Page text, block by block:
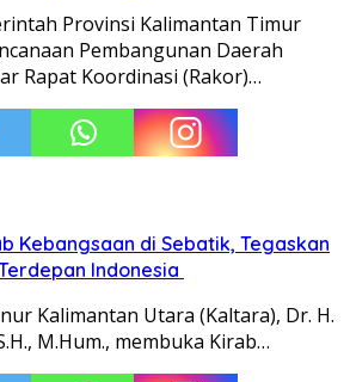
Provinsi Kalimantan Timur
Pembangunan Daerah
Rapat Koordinasi (Rakor)…
Kebangsaan di Sebatik, Tegaskan
Indonesia
Kalimantan Utara (Kaltara), Dr. H.
M.Hum., membuka Kirab…